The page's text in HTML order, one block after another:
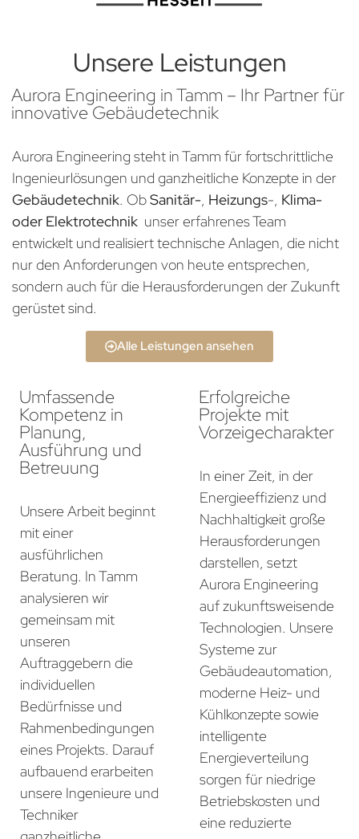
Unsere Leistungen
Aurora Engineering in Tamm – Ihr Partner für
innovative Gebäudetechnik
Aurora Engineering steht in Tamm für fortschrittliche
Ingenieurlösungen und ganzheitliche Konzepte in der
Gebäudetechnik. ObSanitär-, Heizungs-, Klima-
oder Elektrotechnik unser erfahrenes Team
entwickelt und realisiert technische Anlagen, die nicht
nur den Anforderungen von heute entsprechen,
sondern auch für die Herausforderungen der Zukunft
gerüstet sind.
Alle Leistungen ansehen
Umfassende
Kompetenz in
Planung,
Ausführung und
Betreuung
Unsere Arbeit beginnt
mit einer
ausführlichen
Beratung. In Tamm
analysieren wir
gemeinsam mit
unseren
Auftraggebern die
individuellen
Bedürfnisse und
Rahmenbedingungen
eines Projekts. Darauf
aufbauend erarbeiten
unsere Ingenieure und
Techniker
Erfolgreiche
Projekte mit
Vorzeigecharakter
In einer Zeit, in der
Energieeffizienz und
Nachhaltigkeit große
Herausforderungen
darstellen, setzt
Aurora Engineering
auf zukunftsweisende
Technologien. Unsere
Systeme zur
Gebäudeautomation,
moderne Heiz- und
Kühlkonzepte sowie
intelligente
Energieverteilung
sorgen für niedrige
Betriebskosten und
eine reduzierte